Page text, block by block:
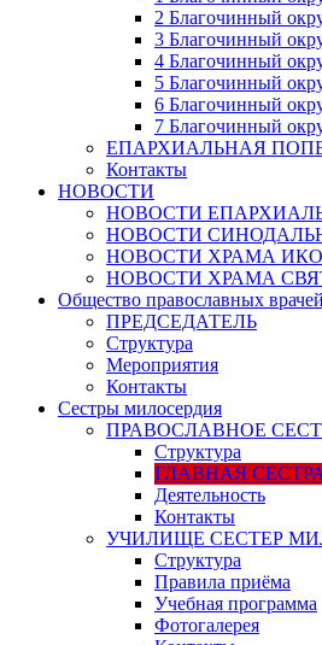
2 Благочинный
3 Благочинный
4 Благочинный
5 Благочинный
6 Благочинный
7 Благочинный
ЕПАРХИАЛЬНАЯ
Контакты
НОВОСТИ
НОВОСТИ
НОВОСТИ
НОВОСТИ ХРАМА
НОВОСТИ ХРАМА
Общество православных врачей
ПРЕДСЕДАТЕЛЬ
Структура
Мероприятия
Контакты
Сестры милосердия
ПРАВОСЛАВНОЕ
Структура
ГЛАВНАЯ СЕСТРА
Деятельность
Контакты
УЧИЛИЩЕ СЕСТЕР
Структура
Правила приёма
Учебная программа
Фотогалерея